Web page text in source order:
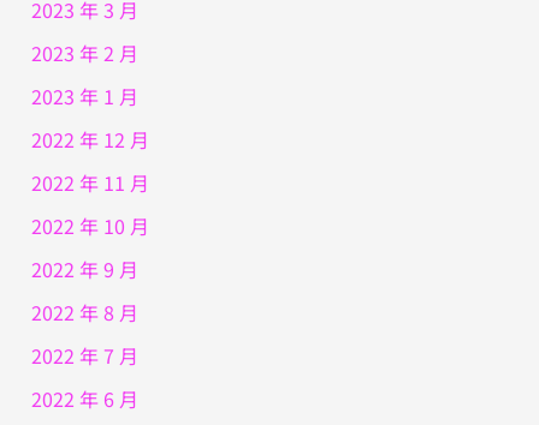
2023 年 3 月
2023 年 2 月
2023 年 1 月
2022 年 12 月
2022 年 11 月
2022 年 10 月
2022 年 9 月
2022 年 8 月
2022 年 7 月
2022 年 6 月